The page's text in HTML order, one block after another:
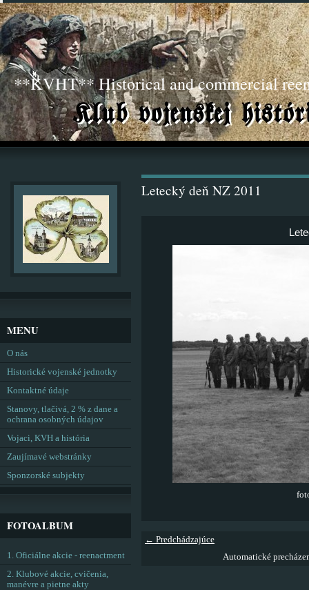
**KVHT** Historical and commercial
Letecký deň NZ 2011
← Predchádzajúce
Automatické
MENU
O nás
Historické vojenské jednotky
Kontaktné údaje
Stanovy, tlačivá, 2 % z dane a
ochrana osobných údajov
Vojaci, KVH a história
Zaujímavé webstránky
Sponzorské subjekty
FOTOALBUM
1. Oficiálne akcie - reenactment
2. Klubové akcie, cvičenia,
manévre a pietne akty